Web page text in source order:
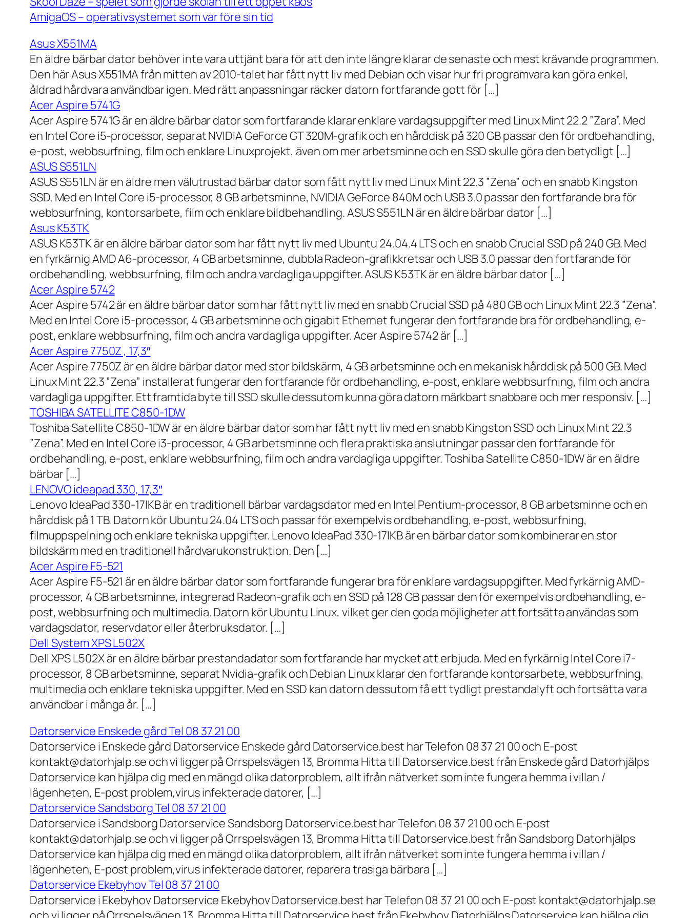
AmigaOS – operativsystemet som var före sin tid
Asus X551MA
En äldre bärbar dator behöver inte vara uttjänt bara för att den inte längre klarar de senaste och mest krävande programmen.
Den här Asus X551MA från mitten av 2010-talet har fått nytt liv med Debian och visar hur fri programvara kan göra enkel,
åldrad hårdvara användbar igen. Med rätt anpassningar räcker datorn fortfarande gott för […]
Acer Aspire 5741G
Acer Aspire 5741G är en äldre bärbar dator som fortfarande klarar enklare vardagsuppgifter med Linux Mint 22.2 ”Zara”. Med
en Intel Core i5-processor, separat NVIDIA GeForce GT 320M-grafik och en hårddisk på 320 GB passar den för ordbehandling,
e-post, webbsurfning, film och enklare Linuxprojekt, även om mer arbetsminne och en SSD skulle göra den betydligt […]
ASUS S551LN
ASUS S551LN är en äldre men välutrustad bärbar dator som fått nytt liv med Linux Mint 22.3 ”Zena” och en snabb Kingston
SSD. Med en Intel Core i5-processor, 8 GB arbetsminne, NVIDIA GeForce 840M och USB 3.0 passar den fortfarande bra för
webbsurfning, kontorsarbete, film och enklare bildbehandling. ASUS S551LN är en äldre bärbar dator […]
Asus K53TK
ASUS K53TK är en äldre bärbar dator som har fått nytt liv med Ubuntu 24.04.4 LTS och en snabb Crucial SSD på 240 GB. Med
en fyrkärnig AMD A6-processor, 4 GB arbetsminne, dubbla Radeon-grafikkretsar och USB 3.0 passar den fortfarande för
ordbehandling, webbsurfning, film och andra vardagliga uppgifter. ASUS K53TK är en äldre bärbar dator […]
Acer Aspire 5742
Acer Aspire 5742 är en äldre bärbar dator som har fått nytt liv med en snabb Crucial SSD på 480 GB och Linux Mint 22.3 ”Zena”.
Med en Intel Core i5-processor, 4 GB arbetsminne och gigabit Ethernet fungerar den fortfarande bra för ordbehandling, e-
post, enklare webbsurfning, film och andra vardagliga uppgifter. Acer Aspire 5742 är […]
Acer Aspire 7750Z , 17,3″
Acer Aspire 7750Z är en äldre bärbar dator med stor bildskärm, 4 GB arbetsminne och en mekanisk hårddisk på 500 GB. Med
Linux Mint 22.3 ”Zena” installerat fungerar den fortfarande för ordbehandling, e-post, enklare webbsurfning, film och andra
vardagliga uppgifter. Ett framtida byte till SSD skulle dessutom kunna göra datorn märkbart snabbare och mer responsiv. […]
TOSHIBA SATELLITE C850-1DW
Toshiba Satellite C850-1DW är en äldre bärbar dator som har fått nytt liv med en snabb Kingston SSD och Linux Mint 22.3
”Zena”. Med en Intel Core i3-processor, 4 GB arbetsminne och flera praktiska anslutningar passar den fortfarande för
ordbehandling, e-post, enklare webbsurfning, film och andra vardagliga uppgifter. Toshiba Satellite C850-1DW är en äldre
bärbar […]
LENOVO ideapad 330, 17,3″
Lenovo IdeaPad 330-17IKB är en traditionell bärbar vardagsdator med en Intel Pentium-processor, 8 GB arbetsminne och en
hårddisk på 1 TB. Datorn kör Ubuntu 24.04 LTS och passar för exempelvis ordbehandling, e-post, webbsurfning,
filmuppspelning och enklare tekniska uppgifter. Lenovo IdeaPad 330-17IKB är en bärbar dator som kombinerar en stor
bildskärm med en traditionell hårdvarukonstruktion. Den […]
Acer Aspire F5-521
Acer Aspire F5-521 är en äldre bärbar dator som fortfarande fungerar bra för enklare vardagsuppgifter. Med fyrkärnig AMD-
processor, 4 GB arbetsminne, integrerad Radeon-grafik och en SSD på 128 GB passar den för exempelvis ordbehandling, e-
post, webbsurfning och multimedia. Datorn kör Ubuntu Linux, vilket ger den goda möjligheter att fortsätta användas som
vardagsdator, reservdator eller återbruksdator. […]
Dell System XPS L502X
Dell XPS L502X är en äldre bärbar prestandadator som fortfarande har mycket att erbjuda. Med en fyrkärnig Intel Core i7-
processor, 8 GB arbetsminne, separat Nvidia-grafik och Debian Linux klarar den fortfarande kontorsarbete, webbsurfning,
multimedia och enklare tekniska uppgifter. Med en SSD kan datorn dessutom få ett tydligt prestandalyft och fortsätta vara
användbar i många år. […]
Datorservice Enskede gård Tel 08 37 21 00
Datorservice i Enskede gård Datorservice Enskede gård Datorservice.best har Telefon 08 37 21 00 och E-post
kontakt@datorhjalp.se och vi ligger på Orrspelsvägen 13, Bromma Hitta till Datorservice.best från Enskede gård Datorhjälps
Datorservice kan hjälpa dig med en mängd olika datorproblem, allt ifrån nätverket som inte fungera hemma i villan /
lägenheten, E-post problem,virus infekterade datorer, […]
Datorservice Sandsborg Tel 08 37 21 00
Datorservice i Sandsborg Datorservice Sandsborg Datorservice.best har Telefon 08 37 21 00 och E-post
kontakt@datorhjalp.se och vi ligger på Orrspelsvägen 13, Bromma Hitta till Datorservice.best från Sandsborg Datorhjälps
Datorservice kan hjälpa dig med en mängd olika datorproblem, allt ifrån nätverket som inte fungera hemma i villan /
lägenheten, E-post problem,virus infekterade datorer, reparera trasiga bärbara […]
Datorservice Ekebyhov Tel 08 37 21 00
Datorservice i Ekebyhov Datorservice Ekebyhov Datorservice.best har Telefon 08 37 21 00 och E-post kontakt@datorhjalp.se